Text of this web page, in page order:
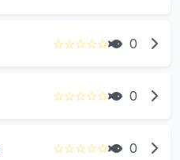
☆☆☆☆☆ 0
☆☆☆☆☆ 0
☆☆☆☆☆ 0